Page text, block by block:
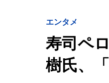
エンタメ
寿司ペ
樹氏、